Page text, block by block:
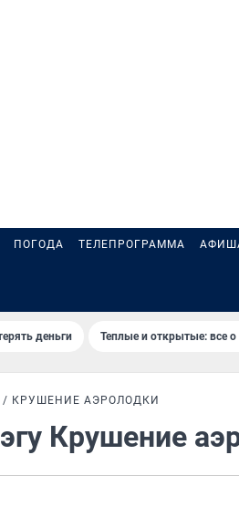
ПОГОДА ТЕЛЕПРОГРАММА
деньги Теплые и открытые: все о
КРУШЕНИЕ АЭРОЛОДКИ
Крушение